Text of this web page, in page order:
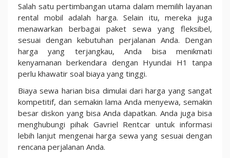
Salah satu pertimbangan utama dalam memilih layanan
rental mobil adalah harga. Selain itu, mereka juga
menawarkan berbagai paket sewa yang fleksibel,
sesuai dengan kebutuhan perjalanan Anda. Dengan
harga yang terjangkau, Anda bisa menikmati
kenyamanan berkendara dengan Hyundai H1 tanpa
perlu khawatir soal biaya yang tinggi.
Biaya sewa harian bisa dimulai dari harga yang sangat
kompetitif, dan semakin lama Anda menyewa, semakin
besar diskon yang bisa Anda dapatkan. Anda juga bisa
menghubungi pihak Gavriel Rentcar untuk informasi
lebih lanjut mengenai harga sewa yang sesuai dengan
rencana perjalanan Anda.